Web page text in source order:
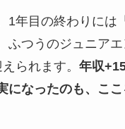
1年目の終わりには
ふつうのジュニアエ
られます。 年収
になったのも、こ